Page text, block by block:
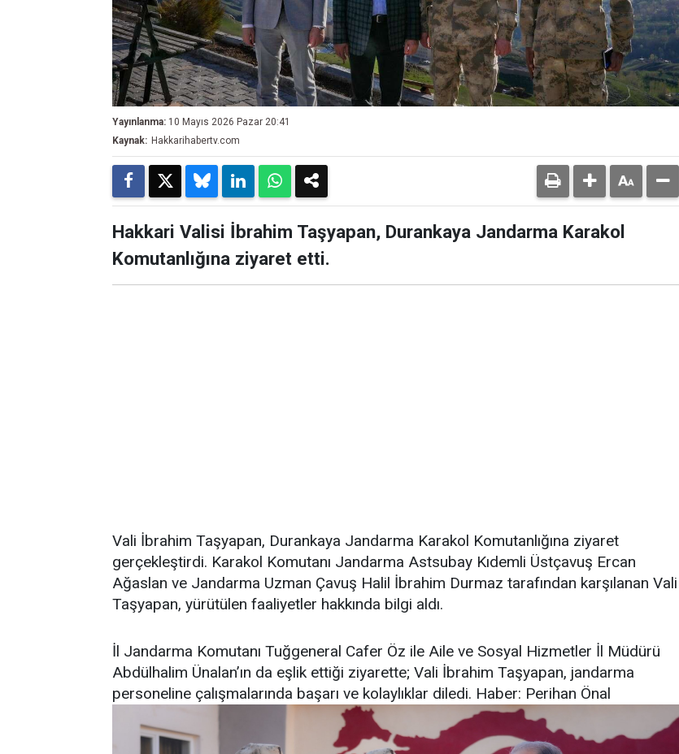
Yayınlanma: 10 Mayıs 2026 Pazar 20:41
Kaynak: Hakkarihabertv.com
Hakkari Valisi İbrahim Taşyapan, Durankaya Jandarma Karakol
Komutanlığına ziyaret etti.
Vali İbrahim Taşyapan, Durankaya Jandarma Karakol Komutanlığına ziyaret
gerçekleştirdi. Karakol Komutanı Jandarma Astsubay Kıdemli Üstçavuş Ercan
Ağaslan ve Jandarma Uzman Çavuş Halil İbrahim Durmaz tarafından karşılanan Vali
Taşyapan, yürütülen faaliyetler hakkında bilgi aldı.
İl Jandarma Komutanı Tuğgeneral Cafer Öz ile Aile ve Sosyal Hizmetler İl Müdürü
Abdülhalim Ünalan’ın da eşlik ettiği ziyarette; Vali İbrahim Taşyapan, jandarma
personeline çalışmalarında başarı ve kolaylıklar diledi. Haber: Perihan Önal